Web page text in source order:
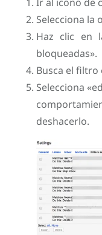
Selecciona la
Haz clic en
bloqueadas».
Busca el filtro
Selecciona
deshacerlo.